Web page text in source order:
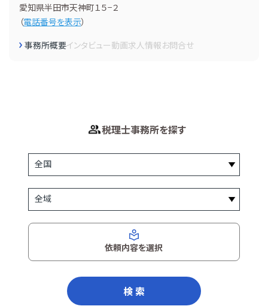
愛知県半田市天神町１５−２
（電話番号を表示）
事務所概要インタビュー動画求人情報お問合せ
税理士事務所を探す
依頼内容を選択
検 索